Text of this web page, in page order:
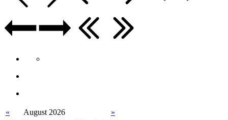
« August 2026
»